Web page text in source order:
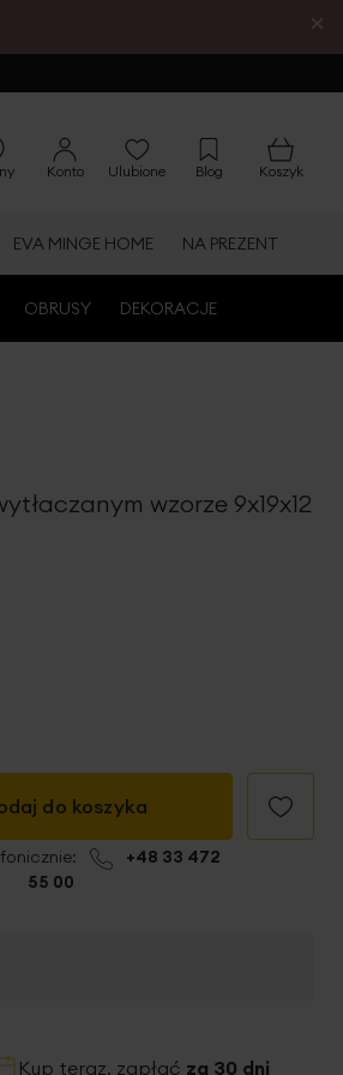
×
Konto Ulubione Blog Koszyk
EVA MINGE HOME NA PREZENT
OBRUSY DEKORACJE
wzorze 9x19x12
do koszyka
+48 33 472
55 00
Kup teraz, zapłać za 30 dni